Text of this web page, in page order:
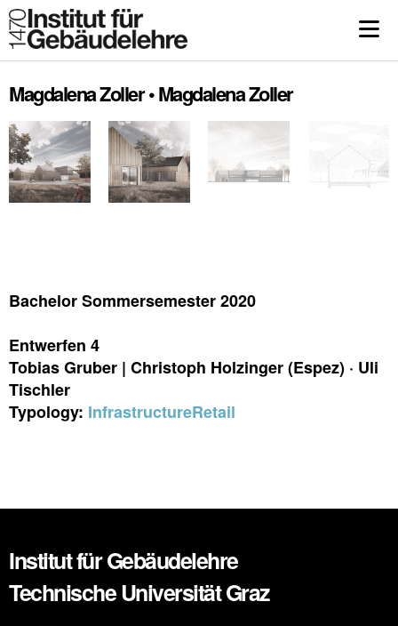
Magdalena Zoller • Magdalena Zoller
Bachelor Sommersemester 2020
Entwerfen 4
Tobias Gruber | Christoph Holzinger (Espez) · Uli
Tischler
Typology: InfrastructureRetail
Institut für Gebäudelehre
Technische Universität Graz